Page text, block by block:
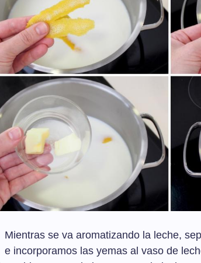
Mientras se va aromatizando la leche,
e incorporamos las yemas al vaso de